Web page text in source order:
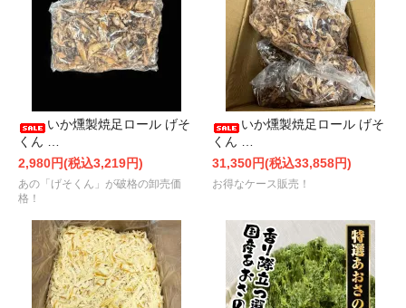
いか燻製焼足ロール げそ
くん …
2,980円(税込3,219円)
あの「げそくん」が破格の卸売価
格！
いか燻製焼足ロール げそ
くん …
31,350円(税込33,858円)
お得なケース販売！